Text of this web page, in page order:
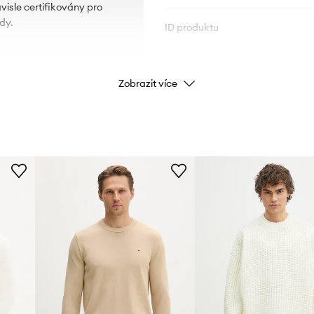
certifikovány pro
ID produktu
Zobrazit více